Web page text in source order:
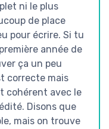
ni le plus
de place
pour écrire. Si tu
année de
ça un peu
correcte mais
cohérent avec le
Disons que
mais on trouve